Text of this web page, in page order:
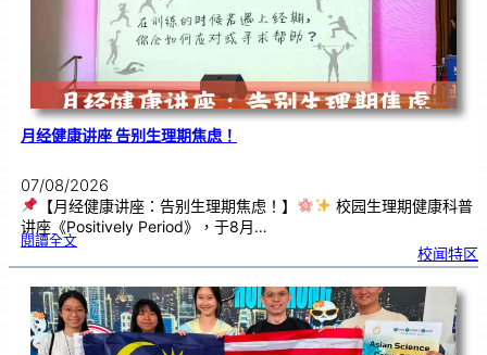
月经健康讲座 告别生理期焦虑！
07/08/2026
【月经健康讲座：告别生理期焦虑！】
校园生理期健康科普
讲座《Positively Period》，于8月…
閱讀全文:月
康
座
告
别
生
理
期
焦
虑
！
校闻特区